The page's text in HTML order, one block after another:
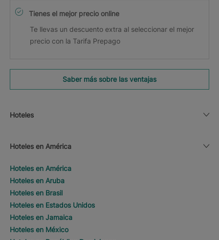
Tienes el mejor precio online
Te llevas un descuento extra al seleccionar el mejor
precio con la Tarifa Prepago
Saber más sobre las ventajas
Hoteles
Hoteles en América
Hoteles en América
Hoteles en Aruba
Hoteles en Brasil
Hoteles en Estados Unidos
Hoteles en Jamaica
Hoteles en México